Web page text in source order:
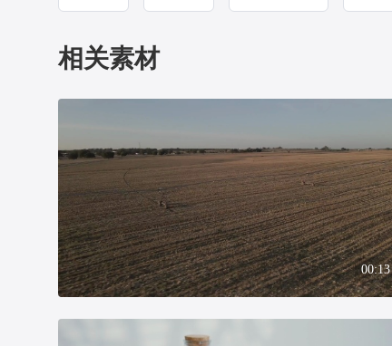
相关素材
00:13